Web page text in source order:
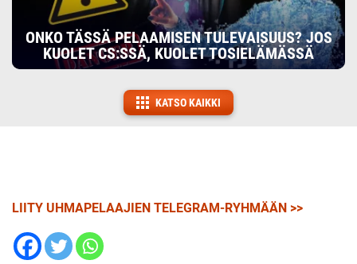
ONKO TÄSSÄ PELAAMISEN TULEVAISUUS? JOS
KUOLET CS:SSÄ, KUOLET TOSIELÄMÄSSÄ
KATSO KAIKKI
LIITY UHMAPELAAJIEN TELEGRAM-RYHMÄÄN >>